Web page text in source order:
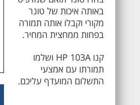
באותה איכות של טונר
מקורי וקבלו אותה תמורה
בפחות ממחצית המחיר.
קנו HP 103A ושלמו
תמורתו עם אמצעי
התשלום המועדף עליכם.